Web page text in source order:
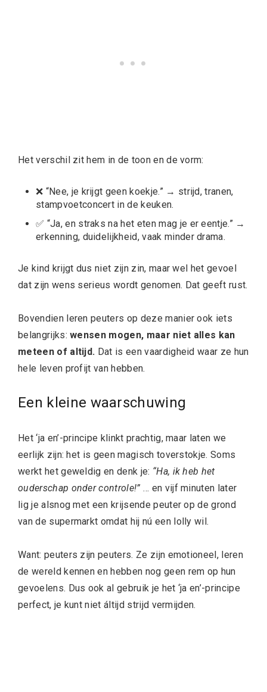
Het verschil zit hem in de toon en de vorm:
❌ “Nee, je krijgt geen koekje.” → strijd, tranen,
stampvoetconcert in de keuken.
✅ “Ja, en straks na het eten mag je er eentje.” →
erkenning, duidelijkheid, vaak minder drama.
Je kind krijgt dus niet zijn zin, maar wel het gevoel
dat zijn wens serieus wordt genomen. Dat geeft rust.
Bovendien leren peuters op deze manier ook iets
belangrijks:wensen mogen, maar niet alles kan
meteen of altijd. Dat is een vaardigheid waar ze hun
hele leven profijt van hebben.
Een kleine waarschuwing
Het ‘ja en’-principe klinkt prachtig, maar laten we
eerlijk zijn: het is geen magisch toverstokje. Soms
werkt het geweldig en denk je: “Ha, ik heb het
ouderschap onder controle!” … en vijf minuten later
lig je alsnog met een krijsende peuter op de grond
van de supermarkt omdat hij nú een lolly wil.
Want: peuters zijn peuters. Ze zijn emotioneel, leren
de wereld kennen en hebben nog geen rem op hun
gevoelens. Dus ook al gebruik je het ‘ja en’-principe
perfect, je kunt niet áltijd strijd vermijden.